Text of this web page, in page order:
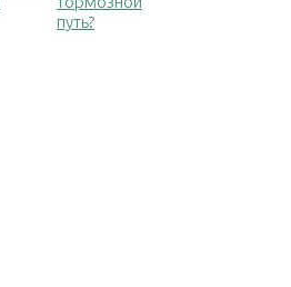
путь?